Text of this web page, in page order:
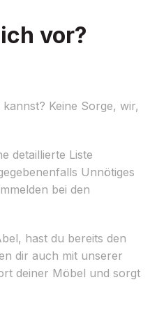
vor?
Keine Sorge, wir,
detaillierte Liste
Unnötiges
bei den
hast du bereits den
dir auch mit unserer
deiner Möbel und sorgt